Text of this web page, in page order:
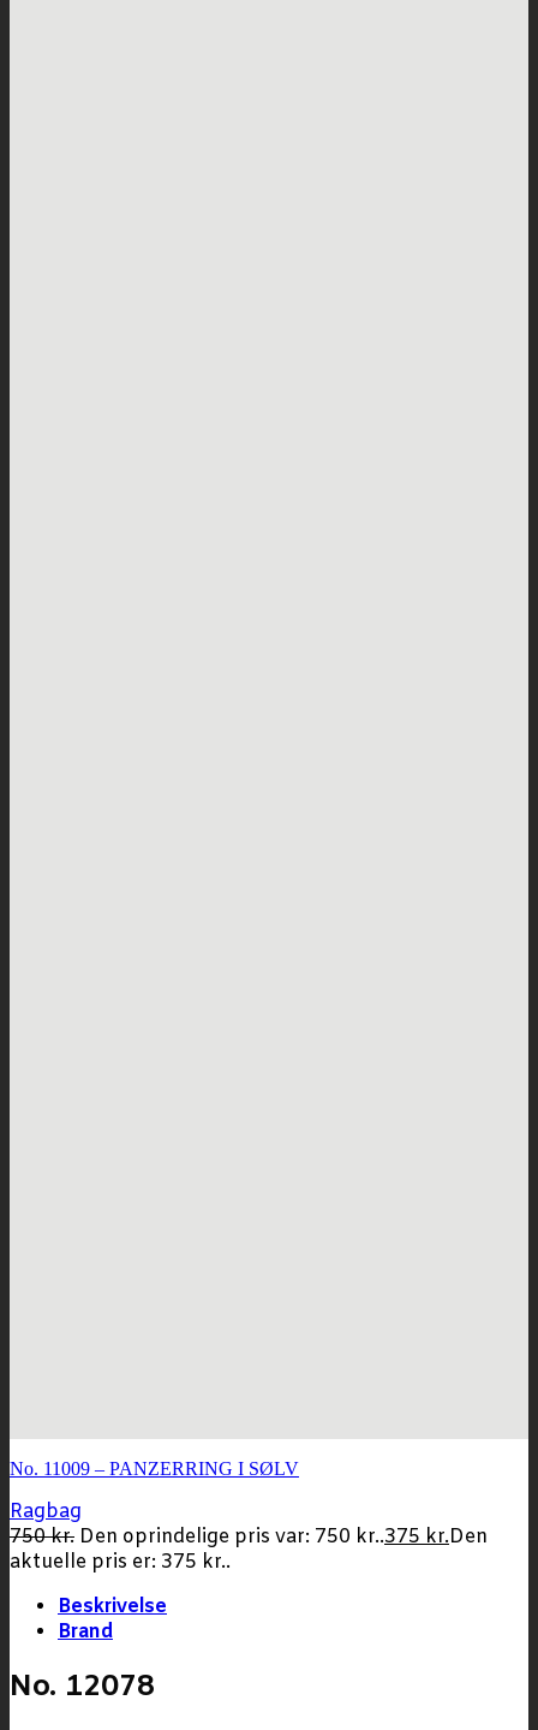
No. 11009 – PANZERRING I SØLV
Ragbag
750kr. Den oprindelige pris var: 750 kr..375kr.Den
aktuelle pris er: 375 kr..
Beskrivelse
Brand
No. 12078